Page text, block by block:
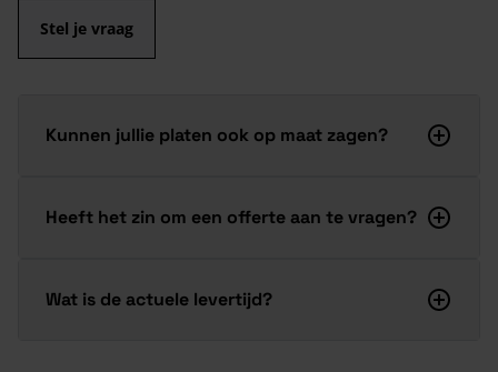
Stel je vraag
Kunnen jullie platen ook op maat zagen?
Heeft het zin om een offerte aan te vragen?
Wat is de actuele levertijd?